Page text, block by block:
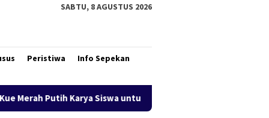
SABTU, 8 AGUSTUS 2026
Peristiwa Info Sepekan
untuk Wabup Fauzun Nihayah